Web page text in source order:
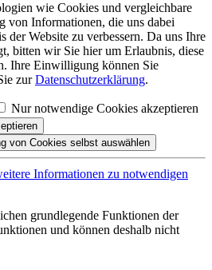
wie Cookies und vergleichbare
von Informationen, die uns dabei
der Website zu verbessern. Da uns Ihre
bitten wir Sie hier um Erlaubnis, diese
Ihre Einwilligung können Sie
zurDatenschutzerklärung.
Nur notwendige Cookies akzeptieren
von Cookies selbst auswählen
Informationen zu notwendigen
grundlegende Funktionen der
und können deshalb nicht